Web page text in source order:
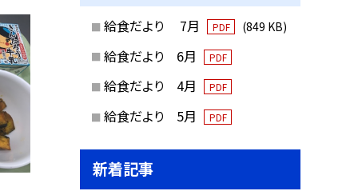
給食だより 7月 PDF (849 KB)
給食だより 6月 PDF
給食だより 4月 PDF
給食だより 5月 PDF
新着記事